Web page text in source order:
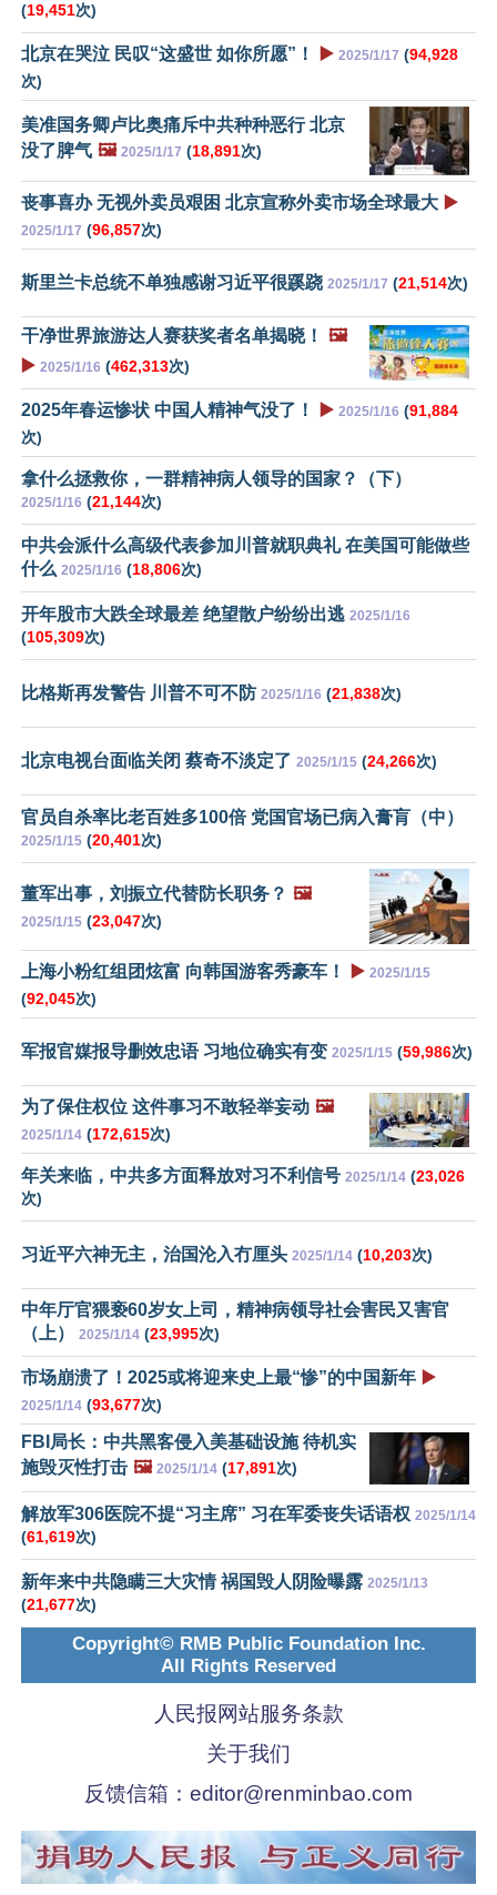
(19,451次)
北京在哭泣 民叹“这盛世 如你所愿”！ ▶️ 2025/1/17 (94,928
次)
美准国务卿卢比奥痛斥中共种种恶行 北京
没了脾气 🖼️ 2025/1/17 (18,891次)
丧事喜办 无视外卖员艰困 北京宣称外卖市场全球最大 ▶️
2025/1/17 (96,857次)
斯里兰卡总统不单独感谢习近平很蹊跷 2025/1/17 (21,514次)
干净世界旅游达人赛获奖者名单揭晓！
🖼️
▶️ 2025/1/16 (462,313次)
2025年春运惨状 中国人精神气没了！ ▶️ 2025/1/16 (91,884
次)
拿什么拯救你，一群精神病人领导的国家？（下）
2025/1/16 (21,144次)
中共会派什么高级代表参加川普就职典礼 在美国可能做些
什么 2025/1/16 (18,806次)
开年股市大跌全球最差 绝望散户纷纷出逃 2025/1/16
(105,309次)
比格斯再发警告 川普不可不防 2025/1/16 (21,838次)
北京电视台面临关闭 蔡奇不淡定了 2025/1/15 (24,266次)
官员自杀率比老百姓多100倍 党国官场已病入膏肓（中）
2025/1/15 (20,401次)
董军出事，刘振立代替防长职务？ 🖼️
2025/1/15 (23,047次)
上海小粉红组团炫富 向韩国游客秀豪车！ ▶️ 2025/1/15
(92,045次)
军报官媒报导删效忠语 习地位确实有变 2025/1/15 (59,986次)
为了保住权位 这件事习不敢轻举妄动 🖼️
2025/1/14 (172,615次)
年关来临，中共多方面释放对习不利信号 2025/1/14 (23,026
次)
习近平六神无主，治国沦入冇厘头 2025/1/14 (10,203次)
中年厅官猥亵60岁女上司，精神病领导社会害民又害官
（上）
2025/1/14 (23,995次)
市场崩溃了！2025或将迎来史上最“惨”的中国新年 ▶️
2025/1/14 (93,677次)
FBI局长：中共黑客侵入美基础设施 待机实
施毁灭性打击 🖼️ 2025/1/14 (17,891次)
解放军306医院不提“习主席” 习在军委丧失话语权 2025/1/14
(61,619次)
新年来中共隐瞒三大灾情 祸国毁人阴险曝露 2025/1/13
(21,677次)
Copyright© RMB Public Foundation Inc.
All Rights Reserved
人民报网站服务条款
关于我们
反馈信箱： editor@renminbao.com